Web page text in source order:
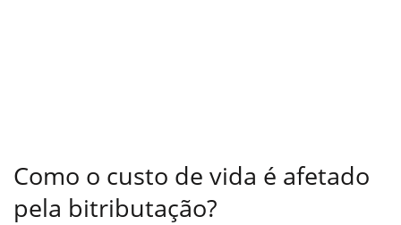
Como o custo de vida é afetado
pela bitributação?